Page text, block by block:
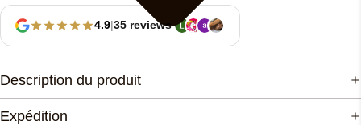
4.9|35 reviews
Description du produit
Expédition